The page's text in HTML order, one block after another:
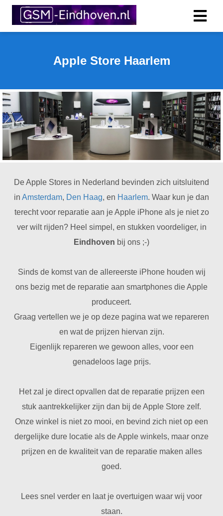
Apple Store Haarlem
De Apple Stores in Nederland bevinden zich uitsluitend
in Amsterdam, Den Haag, en Haarlem. Waar kun je dan
terecht voor reparatie aan je Apple iPhone als je niet zo
ver wilt rijden? Heel simpel, en stukken voordeliger, in
Eindhoven bij ons ;-)
Sinds de komst van de allereerste iPhone houden wij
ons bezig met de reparatie aan smartphones die Apple
produceert.
Graag vertellen we je op deze pagina wat we repareren
en wat de prijzen hiervan zijn.
Eigenlijk repareren we gewoon alles, voor een
genadeloos lage prijs.
Het zal je direct opvallen dat de reparatie prijzen een
stuk aantrekkelijker zijn dan bij de Apple Store zelf.
Onze winkel is niet zo mooi, en bevind zich niet op een
dergelijke dure locatie als de Apple winkels, maar onze
prijzen en de kwaliteit van de reparatie maken alles
goed.
Lees snel verder en laat je overtuigen waar wij voor
staan.